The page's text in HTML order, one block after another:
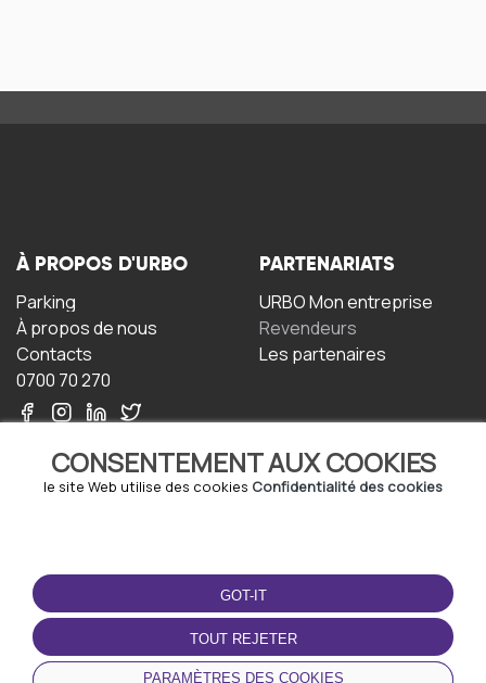
CONSENTEMENT AUX COOKIES
le site Web utilise des cookies Confidentialité des cookies
GOT-IT
TOUT REJETER
PARAMÈTRES DES COOKIES
À PROPOS D'URBO
Parking
À propos de nous
Contacts
0700 70 270
PARTENARIATS
URBO Mon entreprise
Revendeurs
Les partenaires
TERMS-OF-USE
Termes et conditions
Politique de confidentialité
Politique relative aux
cookies
TÉLÉCHARGEZ
L'APPLICATION